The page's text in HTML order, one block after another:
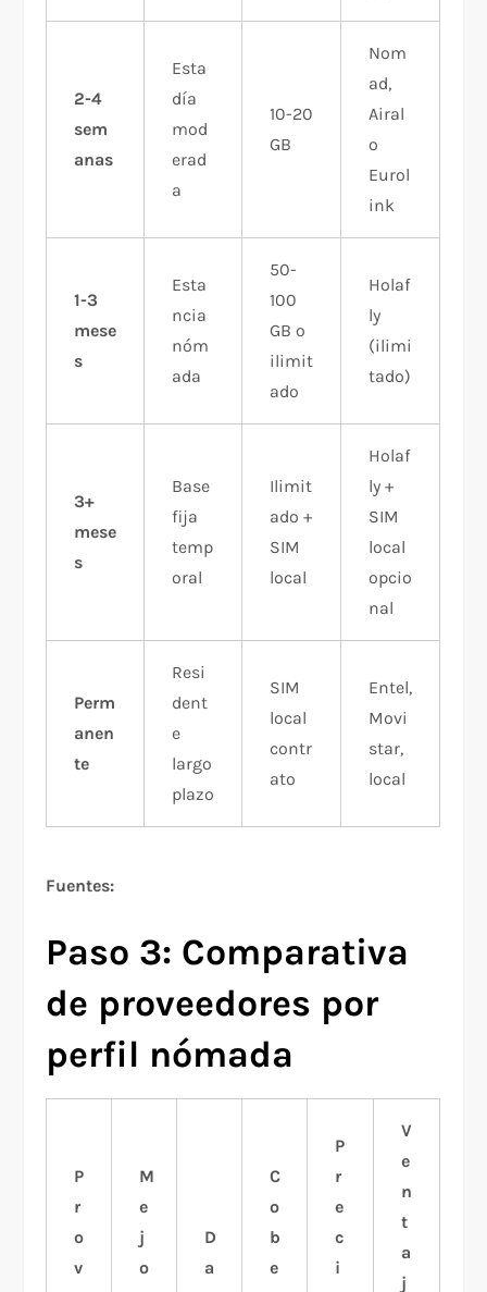
2-4
sem
anas
Esta
día
mod
erad
a
10-20
GB
Nom
ad,
Airal
o
Eurol
ink
1-3
mese
s
Esta
ncia
nóm
ada
50-
100
GB o
ilimit
ado
Holaf
ly
(ilimi
tado)
3+
mese
s
Base
fija
temp
oral
Ilimit
ado +
SIM
local
Holaf
ly +
SIM
local
opcio
nal
Perm
anen
te
Resi
dent
e
largo
plazo
SIM
local
contr
ato
Entel,
Movi
star,
local
Fuentes:
Paso 3: Comparativa
de proveedores por
perfil nómada
P
r
o
v
M
e
j
o
D
a
C
o
b
e
P
r
e
c
i
V
e
n
t
a
j